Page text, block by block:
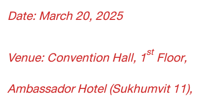
Date: March 20, 2025
Venue: Convention Hall, 1stFloor,
Ambassador Hotel (Sukhumvit 11),